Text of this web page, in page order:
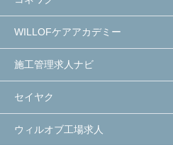
WILLOFケアアカデミー
施工管理求人ナビ
セイヤク
ウィルオブ工場求人